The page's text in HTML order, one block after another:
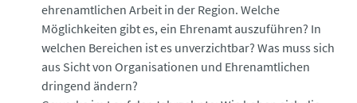
ehrenamtlichen Arbeit in der Region. Welche
Möglichkeiten gibt es, ein Ehrenamt auszuführen? In
welchen Bereichen ist es unverzichtbar? Was muss sich
aus Sicht von Organisationen und Ehrenamtlichen
dringend ändern?